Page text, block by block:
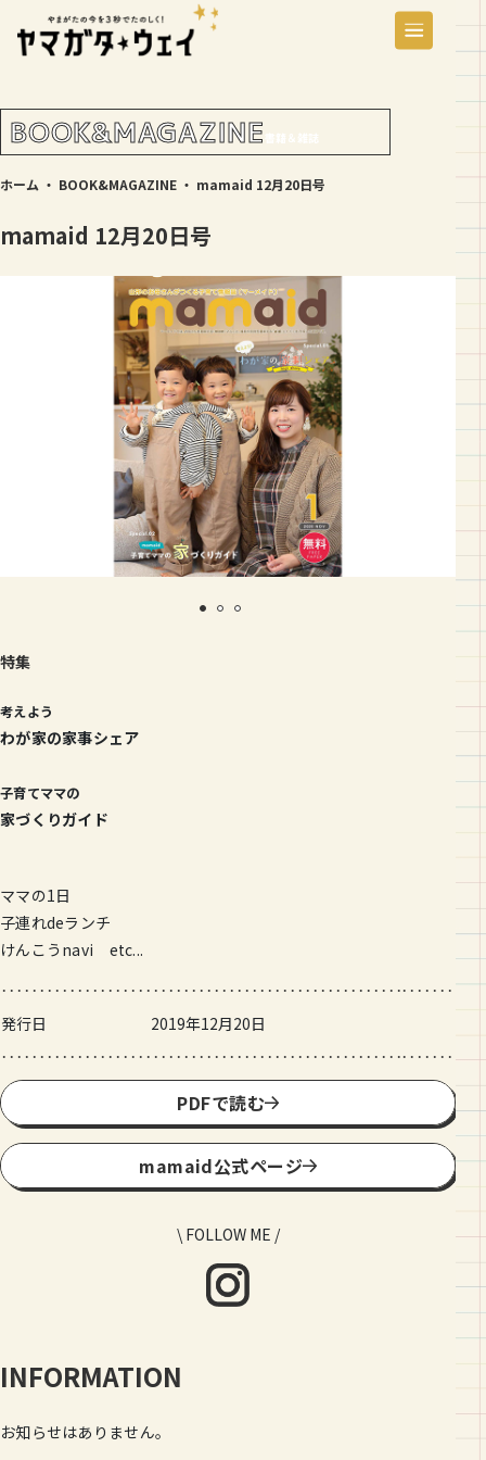
BOOK&MAGAZINE 書籍＆雑誌
ホーム ・ BOOK&MAGAZINE ・ mamaid 12月20日号
mamaid 12月20日号
特集
考えよう
わが家の家事シェア
子育てママの
家づくりガイド
ママの1日
子連れdeランチ
けんこうnavi etc...
発行日 2019年12月20日
PDFで読む
mamaid公式ページ
\ FOLLOW ME /
INFORMATION
お知らせはありません。